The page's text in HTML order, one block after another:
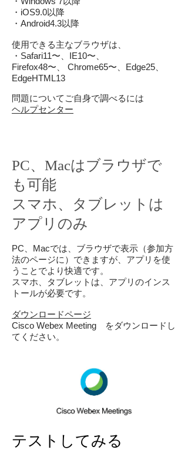
・iOS9.0以降
・Android4.3以降
使用できる主なブラウザは、
・Safari11〜、IE10〜、
Firefox48〜、 Chrome65〜、Edge25、
EdgeHTML13
問題についてご自身で調べるには
ヘルプセンター
PC、Macはブラウザで
も可能
スマホ、タブレットは
アプリのみ
PC、Macでは、ブラウザで表示（参加方
法のページに）できますが、アプリを使
うことでより快適です。
スマホ、タブレットは、アプリのインス
トールが必要です。
ダウンロードページ
Cisco Webex Meeting をダウンロードし
てください。
テストしてみる